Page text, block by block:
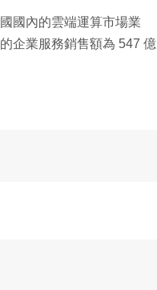
國內的雲端運算市場業
企業服務銷售額為 547 億